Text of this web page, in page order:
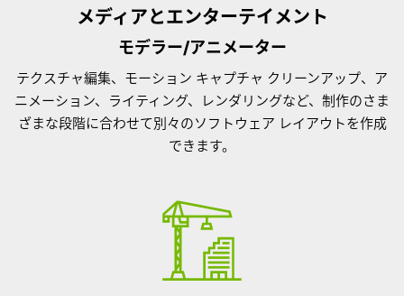
メディアとエンターテイメント
モデラー/アニメーター
テクスチャ編集、モーション キャプチャ クリーンアップ、ア
ニメーション、ライティング、レンダリングなど、制作のさま
ざまな段階に合わせて別々のソフトウェア レイアウトを作成
できます。